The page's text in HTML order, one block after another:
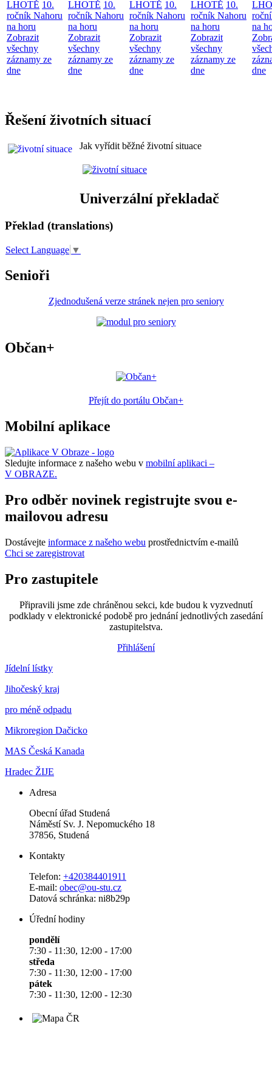
LHOTĚ 10.
ročník Nahoru
na horu
Zobrazit
všechny
záznamy ze
dne
LHOTĚ 10.
ročník Nahoru
na horu
Zobrazit
všechny
záznamy ze
dne
LHOTĚ 10.
ročník Nahoru
na horu
Zobrazit
všechny
záznamy ze
dne
LHOTĚ 10.
ročník Nahoru
na horu
Zobrazit
všechny
záznamy ze
dne
na
dne
Řešení životních situací
Jak vyřídit běžné životní situace
Univerzální překladač
Překlad (translations)
Select Language ▼
Senioři
Zjednodušená verze stránek nejen pro seniory
Občan+
Přejít do portálu Občan+
Mobilní aplikace
Sledujte informace z našeho webu v mobilní aplikaci –
V OBRAZE.
Pro odběr novinek registrujte svou e-
mailovou adresu
Dostávejte informace z našeho webu prostřednictvím e-mailů
Chci se zaregistrovat
Pro zastupitele
Připravili jsme zde chráněnou sekci, kde budou k vyzvednutí
podklady v elektronické podobě pro jednání jednotlivých zasedání
zastupitelstva.
Přihlášení
Jídelní lístky
Jihočeský kraj
pro méně odpadu
Mikroregion Dačicko
MAS Česká Kanada
Hradec ŽIJE
Adresa
Obecní úřad Studená
Náměstí Sv. J. Nepomuckého 18
37856, Studená
Kontakty
Telefon: +420384401911
E-mail: obec@ou-stu.cz
Datová schránka: ni8b29p
Úřední hodiny
pondělí
7:30 - 11:30, 12:00 - 17:00
středa
7:30 - 11:30, 12:00 - 17:00
pátek
7:30 - 11:30, 12:00 - 12:30